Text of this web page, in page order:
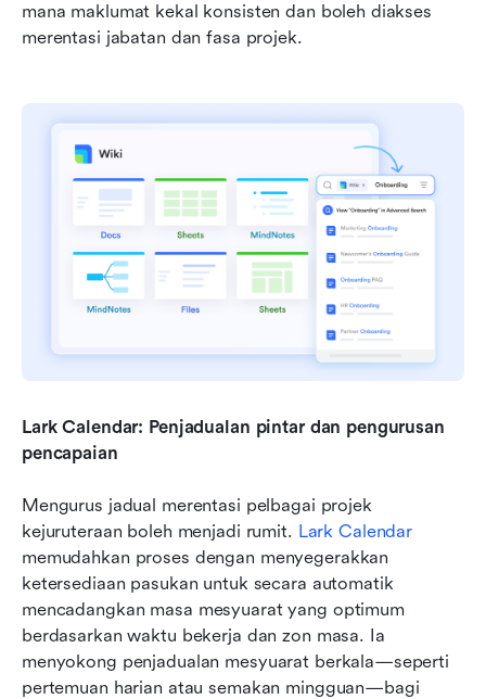
mana maklumat kekal konsisten dan boleh diakses
merentasi jabatan dan fasa projek.
Lark Calendar: Penjadualan pintar dan pengurusan
pencapaian
Mengurus jadual merentasi pelbagai projek
kejuruteraan boleh menjadi rumit. Lark Calendar
memudahkan proses dengan menyegerakkan
ketersediaan pasukan untuk secara automatik
mencadangkan masa mesyuarat yang optimum
berdasarkan waktu bekerja dan zon masa. Ia
menyokong penjadualan mesyuarat berkala—seperti
pertemuan harian atau semakan mingguan—bagi